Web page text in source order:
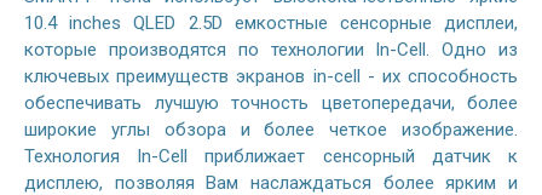
10.4 inches QLED 2.5D емкостные сенсорные дисплеи,
которые производятся по технологии In-Cell. Одно из
ключевых преимуществ экранов in-cell - их способность
обеспечивать лучшую точность цветопередачи, более
широкие углы обзора и более четкое изображение.
Технология In-Cell приближает сенсорный датчик к
дисплею, позволяя Вам наслаждаться более ярким и